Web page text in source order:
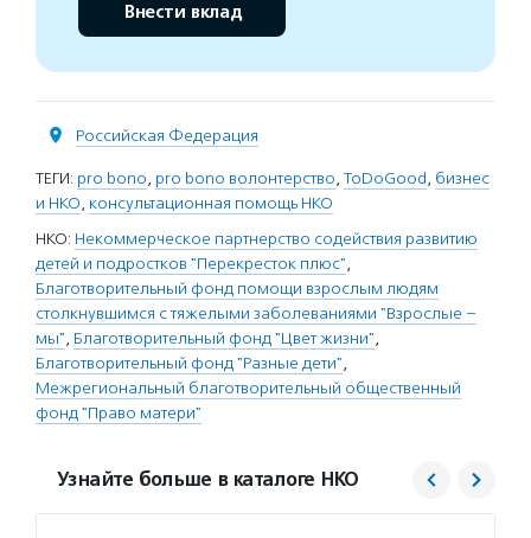
Внести вклад
Российская Федерация
ТЕГИ: pro bono, pro bono волонтерство, ToDoGood, бизнес
и НКО, консультационная помощь НКО
НКО: Некоммерческое партнерство содействия развитию
детей и подростков "Перекресток плюс",
Благотворительный фонд помощи взрослым людям
столкнувшимся с тяжелыми заболеваниями "Взрослые –
мы", Благотворительный фонд "Цвет жизни",
Благотворительный фонд "Разные дети",
Межрегиональный благотворительный общественный
фонд "Право матери"
Узнайте больше в каталоге НКО